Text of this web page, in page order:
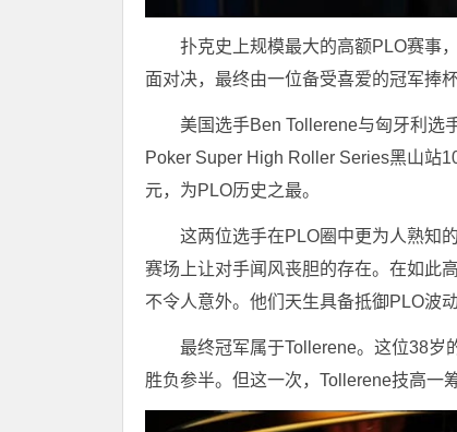
扑克史上规模最大的高额PLO赛事
面对决，最终由一位备受喜爱的冠军捧杯
美国选手Ben Tollerene与匈牙利选
Poker Super High Roller Series黑山站
元，为PLO历史之最。
这两位选手在PLO圈中更为人熟知
赛场上让对手闻风丧胆的存在。在如此
不令人意外。他们天生具备抵御PLO波
最终冠军属于Tollerene。这位38岁
胜负参半。但这一次，Tollerene技高一